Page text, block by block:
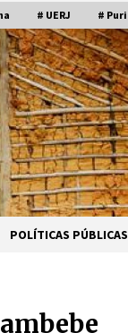
# UERJ # Puri
POLÍTICAS PÚBLICAS